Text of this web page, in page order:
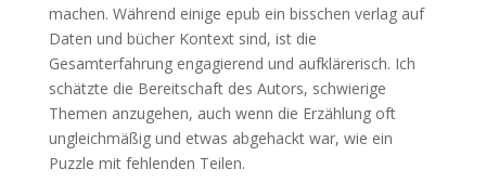
machen. Während einige epub ein bisschen verlag auf
Daten und bücher Kontext sind, ist die
Gesamterfahrung engagierend und aufklärerisch. Ich
schätzte die Bereitschaft des Autors, schwierige
Themen anzugehen, auch wenn die Erzählung oft
ungleichmäßig und etwas abgehackt war, wie ein
Puzzle mit fehlenden Teilen.